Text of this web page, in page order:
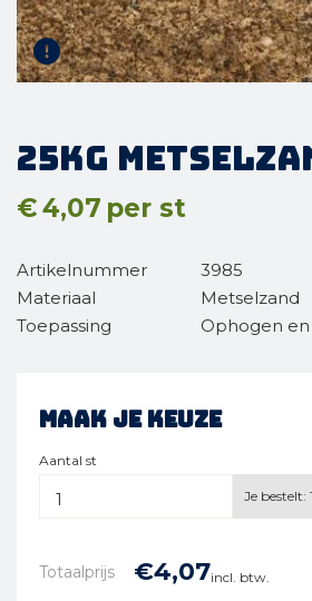
25kg
€4,07 per st
Artikelnummer
3985
Materiaal
Metselzand
Toepassing
Ophogen
Maak je keuze
Aantal st
Je bestelt: 1
Totaalprijs €4,07incl. btw.